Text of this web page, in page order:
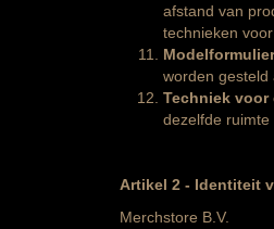
afstand van
technieken
worden gesteld
Techniek voor
dezelfde ruimte
Artikel 2 - Identiteit
Merchstore B.V.